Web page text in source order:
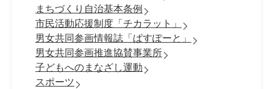
まちづくり自治基本条例
市民活動応援制度「チカラット」
男女共同参画情報誌「ぱすぽーと」
男女共同参画推進協賛事業所
子どもへのまなざし運動
スポーツ